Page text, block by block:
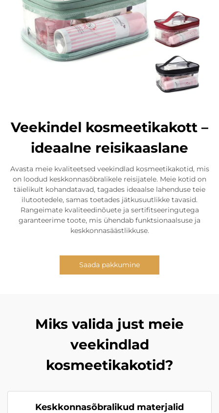
Veekindel kosmeetikakott –
ideaalne reisikaaslane
Avasta meie kvaliteetsed veekindlad kosmeetikakotid, mis
on loodud keskkonnasõbralikele reisijatele. Meie kotid on
täielikult kohandatavad, tagades ideaalse lahenduse teie
ilutootedele, samas toetades jätkusuutlikke tavasid.
Rangeimate kvaliteedinõuete ja sertifitseeringutega
garanteerime toote, mis ühendab funktsionaalsuse ja
keskkonnasäästlikkuse.
Saada pakkumine
Miks valida just meie
veekindlad
kosmeetikakotid?
Keskkonnasõbralikud materjalid